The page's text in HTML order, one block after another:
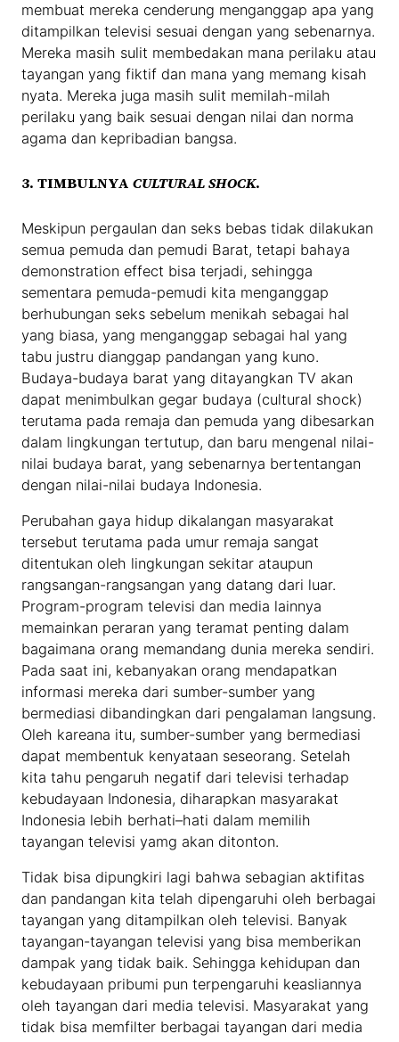
membuat mereka cenderung menganggap apa yang
ditampilkan televisi sesuai dengan yang sebenarnya.
Mereka masih sulit membedakan mana perilaku atau
tayangan yang fiktif dan mana yang memang kisah
nyata. Mereka juga masih sulit memilah-milah
perilaku yang baik sesuai dengan nilai dan norma
agama dan kepribadian bangsa.
3. TIMBULNYACULTURAL SHOCK.
Meskipun pergaulan dan seks bebas tidak dilakukan
semua pemuda dan pemudi Barat, tetapi bahaya
demonstration effect bisa terjadi, sehingga
sementara pemuda-pemudi kita menganggap
berhubungan seks sebelum menikah sebagai hal
yang biasa, yang menganggap sebagai hal yang
tabu justru dianggap pandangan yang kuno.
Budaya-budaya barat yang ditayangkan TV akan
dapat menimbulkan gegar budaya (cultural shock)
terutama pada remaja dan pemuda yang dibesarkan
dalam lingkungan tertutup, dan baru mengenal nilai-
nilai budaya barat, yang sebenarnya bertentangan
dengan nilai-nilai budaya Indonesia.
Perubahan gaya hidup dikalangan masyarakat
tersebut terutama pada umur remaja sangat
ditentukan oleh lingkungan sekitar ataupun
rangsangan-rangsangan yang datang dari luar.
Program-program televisi dan media lainnya
memainkan peraran yang teramat penting dalam
bagaimana orang memandang dunia mereka sendiri.
Pada saat ini, kebanyakan orang mendapatkan
informasi mereka dari sumber-sumber yang
bermediasi dibandingkan dari pengalaman langsung.
Oleh kareana itu, sumber-sumber yang bermediasi
dapat membentuk kenyataan seseorang. Setelah
kita tahu pengaruh negatif dari televisi terhadap
kebudayaan Indonesia, diharapkan masyarakat
Indonesia lebih berhati–hati dalam memilih
tayangan televisi yamg akan ditonton.
Tidak bisa dipungkiri lagi bahwa sebagian aktifitas
dan pandangan kita telah dipengaruhi oleh berbagai
tayangan yang ditampilkan oleh televisi. Banyak
tayangan-tayangan televisi yang bisa memberikan
dampak yang tidak baik. Sehingga kehidupan dan
kebudayaan pribumi pun terpengaruhi keasliannya
oleh tayangan dari media televisi. Masyarakat yang
tidak bisa memfilter berbagai tayangan dari media